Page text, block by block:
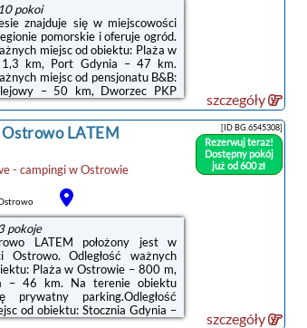
pokoi
znajduje się w miejscowości
pomorskie i oferuje ogród.
miejsc od obiektu: Plaża w
km, Port Gdynia – 47 km.
miejsc od pensjonatu B&B:
– 50 km, Dworzec PKP
– 50 km. Obiekt jest idealnym
niepalących. Odległość ważnych
Stocznia Gdynia – 50 km.W
i ręczniki są zapewnione. We
w obiekcie zapewniono ...
szczegóły
Ostrowo LATEM
- campingiwOstrowie
pokoje
LATEM położony jest w
Ostrowo. Odległość ważnych
Plaża w Ostrowie – 800 m,
– 46 km. Na terenie obiektu
prywatny parking.Odległość
od obiektu: Stocznia Gdynia –
PKP Gdynia Główna – 49 km.
[ID BG.6545308]
Rezerwuj teraz!
Dostępny pokój
już od 600 zł
szczegóły